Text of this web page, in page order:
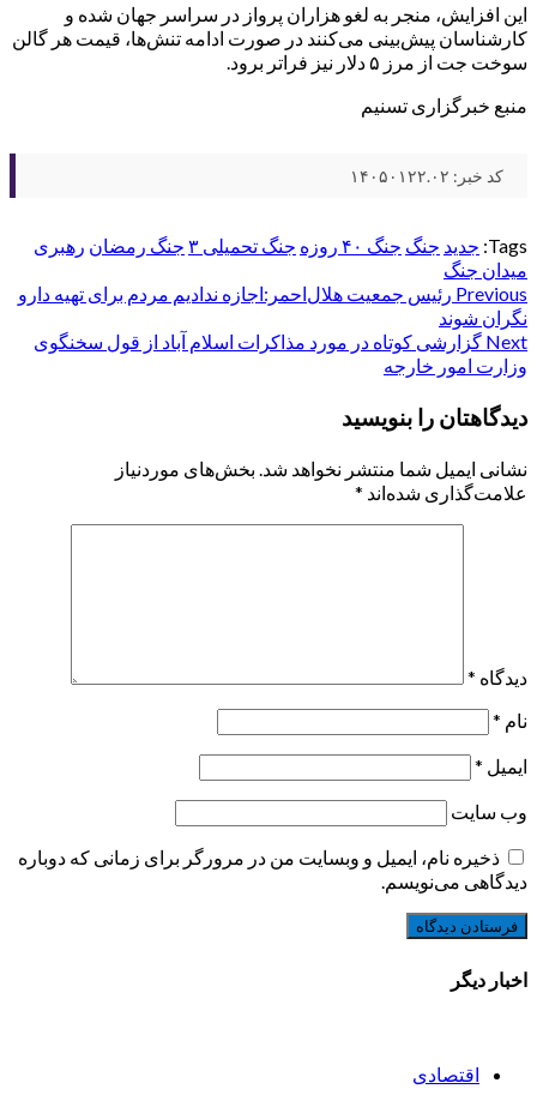
این افزایش، منجر به لغو هزاران پرواز در سراسر جهان شده و
کارشناسان پیش‌بینی می‌کنند در صورت ادامه تنش‌ها، قیمت هر گالن
سوخت جت از مرز ۵ دلار نیز فراتر برود.
منبع خبرگزاری تسنیم
کد خبر: ۱۴۰۵۰۱۲۲.۰۲
Tags: جدید جنگ جنگ ۴۰ روزه جنگ تحمیلی ۳ جنگ رمضان رهبری
میدان جنگ
Post
navigation
Previous رئیس جمعیت هلال‌احمر:اجازه ندادیم مردم برای تهیه دارو
نگران شوند
Next گزارشی کوتاه در مورد مذاکرات اسلام آباد از قول سخنگوی
وزارت امور خارجه
دیدگاهتان را بنویسید
نشانی ایمیل شما منتشر نخواهد شد. بخش‌های موردنیاز
علامت‌گذاری شده‌اند *
دیدگاه *
نام *
ایمیل *
وب‌ سایت
ذخیره نام، ایمیل و وبسایت من در مرورگر برای زمانی که دوباره
دیدگاهی می‌نویسم.
اخبار دیگر
اقتصادی